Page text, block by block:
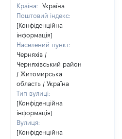
Країна:
Україна
Поштовий індекс:
[Конфіденційна
інформація]
Населений пункт:
Черняхів /
Черняхівський район
/ Житомирська
область / Україна
Тип вулиці:
[Конфіденційна
інформація]
Вулиця:
[Конфіденційна